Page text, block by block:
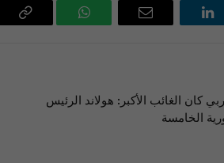
لينكدإن
البريد
واتساب
كان الغائب الأكبر: هولاند الرئيس
الخامسة